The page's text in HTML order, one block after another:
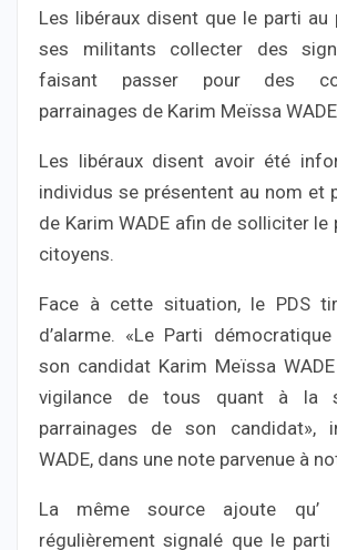
Les libéraux disent que le parti au
ses militants collecter des
faisant passer pour des
parrainages de Karim Meïssa
Les libéraux disent avoir été
individus se présentent au nom et
de Karim WADE afin de solliciter le
citoyens.
Face à cette situation, le PDS
d’alarme. «Le Parti
son candidat Karim Meïssa
vigilance de tous quant à la
parrainages de son candidat»,
WADE, dans une note parvenue à
La même source ajoute
régulièrement signalé que le